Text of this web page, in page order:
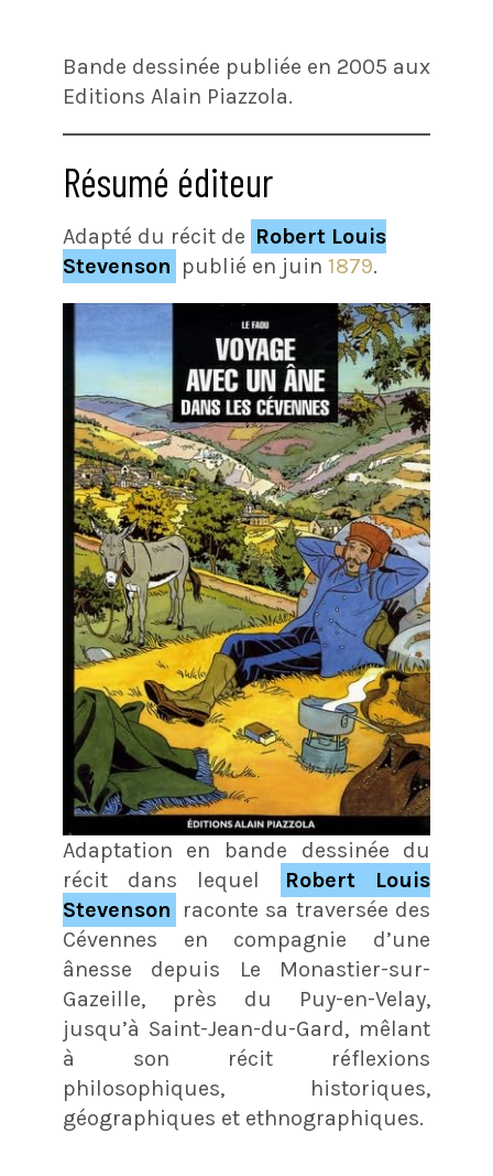
Bande dessinée publiée en 2005 aux
Editions Alain Piazzola.
Résumé éditeur
Adapté du récit de Robert Louis
Stevenson publié en juin 1879.
Adaptation en bande dessinée du
récit dans lequel
Robert Louis
Stevenson
raconte sa traversée des
Cévennes en compagnie d’une
ânesse depuis Le Monastier-sur-
Gazeille, près du Puy-en-Velay,
jusqu’à Saint-Jean-du-Gard, mêlant
à son récit réflexions
philosophiques, historiques,
géographiques et ethnographiques.